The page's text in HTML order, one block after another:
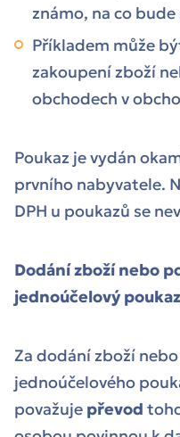
známo, na co
Příkladem může
zakoupení zboží
obchodech v
Poukaz je vydán
prvního nabyvatele.
DPH u poukazů se
Dodání zboží nebo
jednoúčelový poukaz
Za dodání zboží
jednoúčelového
považuje převod